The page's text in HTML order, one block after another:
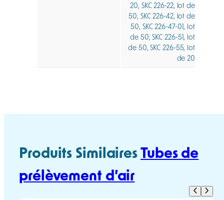
20, SKC 226-22, lot de
50, SKC 226-42, lot de
50, SKC 226-47-01, lot
de 50, SKC 226-51, lot
de 50, SKC 226-55, lot
de 20
Produits SimilairesTubes de
prélèvement d’air